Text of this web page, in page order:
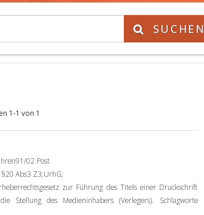
SUCHEN
1-1 von 1
02 Post
Abs3 Z3;UrhG;
zur Führung des Titels einer Druckschrift
Stellung des Medieninhabers (Verlegers). Schlagworte